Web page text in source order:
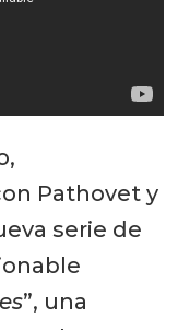
Pathovet y
serie de
”, una